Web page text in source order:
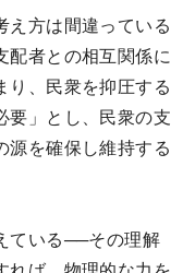
方は間違っている
配者との相互関係に
り、民衆を抑圧する
要」とし、民衆の支
源を確保し維持する
ている──その理解